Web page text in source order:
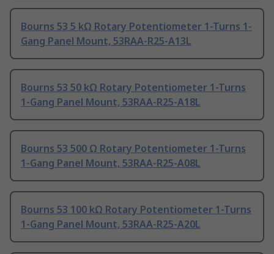
Bourns 53 5 kΩ Rotary Potentiometer 1-Turns 1-
Gang Panel Mount, 53RAA-R25-A13L
Bourns 53 50 kΩ Rotary Potentiometer 1-Turns
1-Gang Panel Mount, 53RAA-R25-A18L
Bourns 53 500 Ω Rotary Potentiometer 1-Turns
1-Gang Panel Mount, 53RAA-R25-A08L
Bourns 53 100 kΩ Rotary Potentiometer 1-Turns
1-Gang Panel Mount, 53RAA-R25-A20L